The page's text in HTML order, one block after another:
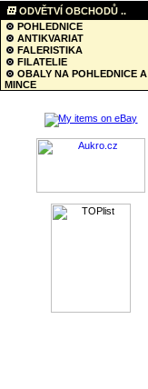
ODVĚTVÍ OBCHODŮ ..
POHLEDNICE
ANTIKVARIAT
FALERISTIKA
FILATELIE
OBALY NA POHLEDNICE A
MINCE